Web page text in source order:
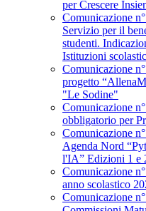
per Crescere
Comunicazione
Servizio per il
studenti.
Istituzioni
Comunicazione
progetto
"Le Sodine"
Comunicazione
obbligatorio per
Comunicazione
Agenda Nord
l'IA” Edizioni 1 e
Comunicazione
anno scolastico
Comunicazione